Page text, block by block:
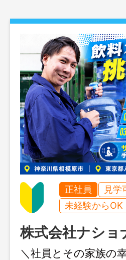
正社員 見学
未経験からOK
株式会社ナシ
＼社員とその家族の